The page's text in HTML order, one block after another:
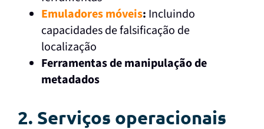
Emuladores móveis: Incluindo
capacidades de falsificação de
localização
Ferramentas de manipulação de
metadados
2. Serviços operacionais